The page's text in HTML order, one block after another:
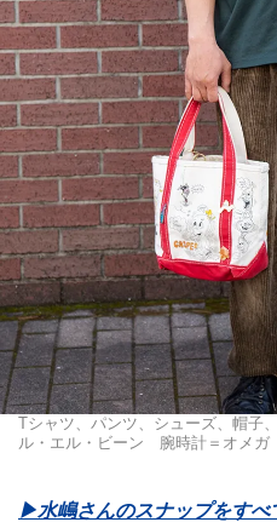
Tシャツ、パンツ、シューズ、帽子
ル・エル・ビーン 腕時計＝オメガ
▶︎水嶋さんのスナップをすべ